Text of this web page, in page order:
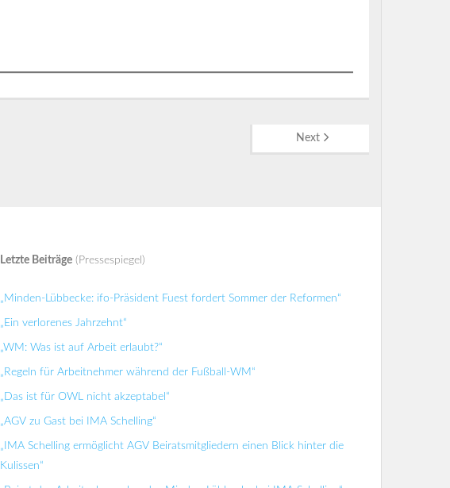
Next
Letzte Beiträge(Pressespiegel)
„Minden-Lübbecke: ifo-Präsident Fuest fordert Sommer der Reformen“
„Ein verlorenes Jahrzehnt“
„WM: Was ist auf Arbeit erlaubt?“
„Regeln für Arbeitnehmer während der Fußball-WM“
„Das ist für OWL nicht akzeptabel“
„AGV zu Gast bei IMA Schelling“
„IMA Schelling ermöglicht AGV Beiratsmitgliedern einen Blick hinter die
Kulissen“